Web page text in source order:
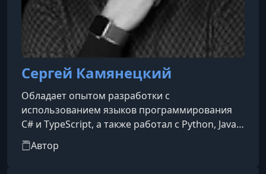
Сергей Камянецкий
Обладает опытом разработки с
использованием языков программирования
C# и TypeScript, а также работал с Python, Java и
Swift. В своей профессиональной
деятельности активно применяет технологии
Автор